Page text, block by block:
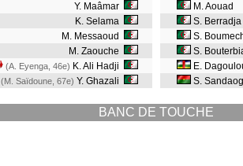
Y. Maâmar
K. Selama
M. Messaoud
M. Zaouche
(A. Eyenga, 46e) K. Ali Hadji
(M. Saïdoune, 67e) Y. Ghazali
M. Aouad
S. Berradja
S.
S.
E.
S.
BANC DE TOUCHE